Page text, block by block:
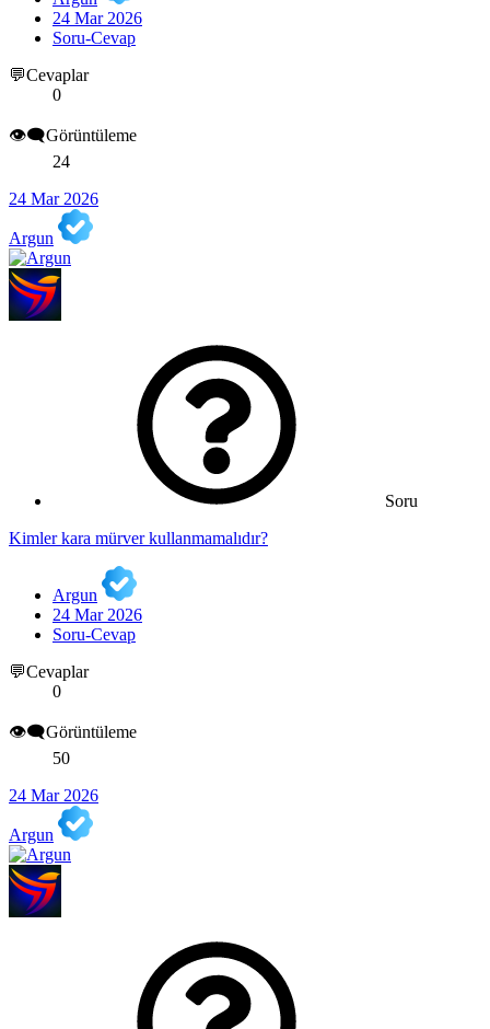
24 Mar 2026
Soru-Cevap
💬Cevaplar
0
👁️‍🗨️Görüntüleme
24
24 Mar 2026
Argun
Soru
Kimler kara mürver kullanmamalıdır?
Argun
24 Mar 2026
Soru-Cevap
💬Cevaplar
0
👁️‍🗨️Görüntüleme
50
24 Mar 2026
Argun